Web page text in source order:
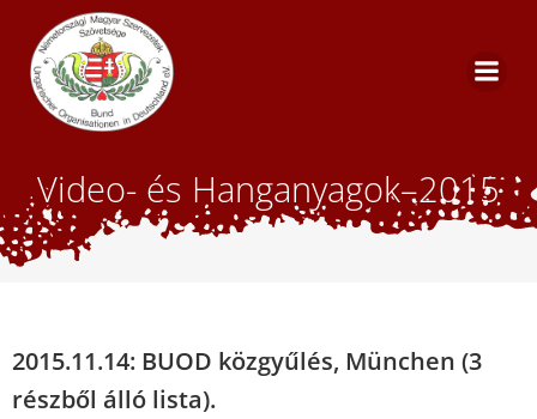
Video- és Hanganyagok–2015
2015.11.14: BUOD közgyűlés, München (3
részből álló lista).